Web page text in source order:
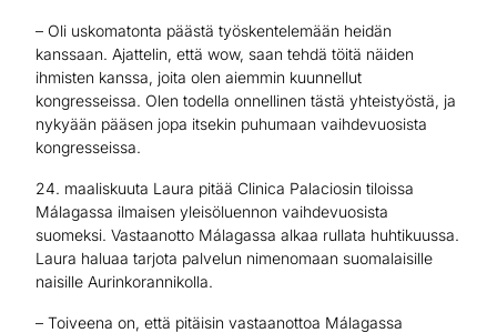
– Oli uskomatonta päästä työskentelemään heidän
kanssaan. Ajattelin, että wow, saan tehdä töitä näiden
ihmisten kanssa, joita olen aiemmin kuunnellut
kongresseissa. Olen todella onnellinen tästä yhteistyöstä, ja
nykyään pääsen jopa itsekin puhumaan vaihdevuosista
kongresseissa.
24. maaliskuuta Laura pitää Clinica Palaciosin tiloissa
Málagassa ilmaisen yleisöluennon vaihdevuosista
suomeksi. Vastaanotto Málagassa alkaa rullata huhtikuussa.
Laura haluaa tarjota palvelun nimenomaan suomalaisille
naisille Aurinkorannikolla.
– Toiveena on, että pitäisin vastaanottoa Málagassa